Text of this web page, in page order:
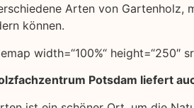
Arten von Gartenholz,
können.
width=“100%“ height=“250″
Potsdam liefert